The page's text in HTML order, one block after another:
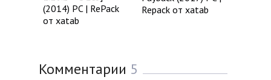
(2014) PC | RePack
от xatab
Repack от xatab
Комментарии 5